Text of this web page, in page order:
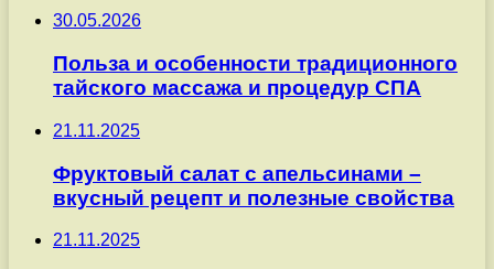
30.05.2026
Польза и особенности традиционного
тайского массажа и процедур СПА
21.11.2025
Фруктовый салат с апельсинами –
вкусный рецепт и полезные свойства
21.11.2025